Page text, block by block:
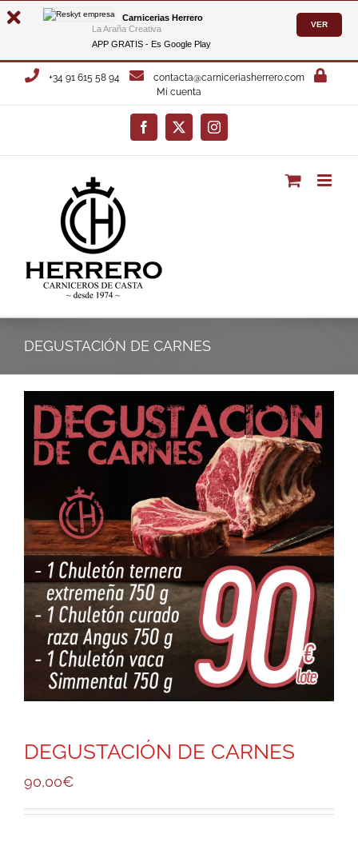
Carnicerias Herrero
La Araña Creativa
APP GRATIS - Es Google Play
VER
Saltar
+34 91 615 58 94
contacta@carniceriasherrero.com
Mi cuenta
Facebook
X Instagram
DEGUSTACIÓN DE CARNES
DEGUSTACIÓN DE CARNES
90,00€